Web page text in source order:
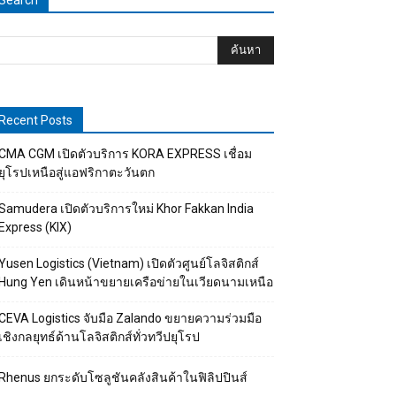
Posts
CGM เปิดตัวบริการ KORA EXPRESS เชื่อม
โรปเหนือสู่แอฟริกาตะวันตก
เปิดตัวบริการใหม่ Khor Fakkan India
(KIX)
Logistics (Vietnam) เปิดตัวศูนย์โลจิสติกส์
Yen เดินหน้าขยายเครือข่ายในเวียดนามเหนือ
Logistics จับมือ Zalando ขยายความร่วมมือ
ชิงกลยุทธ์ด้านโลจิสติกส์ทั่วทวีปยุโรป
ยกระดับโซลูชันคลังสินค้าในฟิลิปปินส์